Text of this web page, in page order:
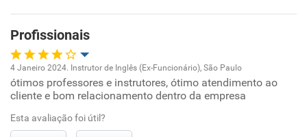
Profissionais
Oportunidade de promoção
Ambiente de trabalho
4 Janeiro 2024. Instrutor de Inglês (Ex-Funcionário), São Paulo
ótimos professores e instrutores, ótimo atendimento ao
cliente e bom relacionamento dentro da empresa
Esta avaliação foi útil?